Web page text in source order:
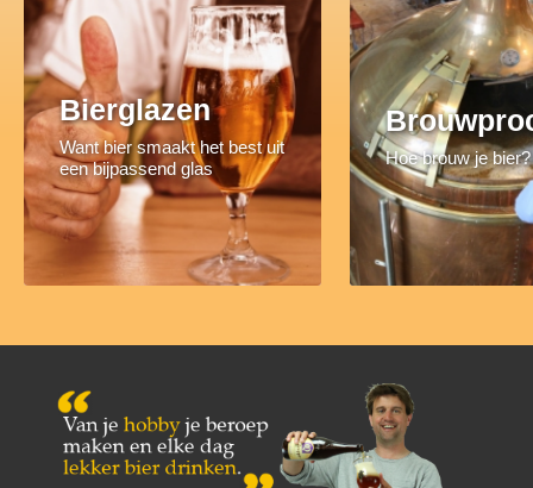
Bierglazen
Want bier smaakt het best uit
een bijpassend glas
Hoe brouw je bier?